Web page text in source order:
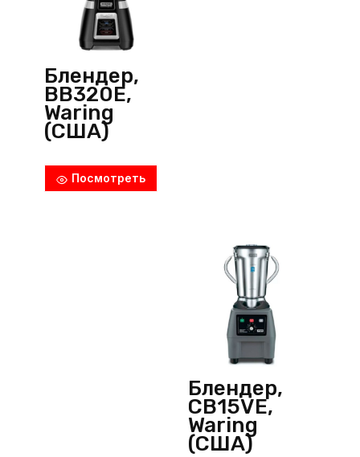
Блендер,
BB320E,
Waring
(США)
Посмотреть
Блендер,
CB15VE,
Waring
(США)